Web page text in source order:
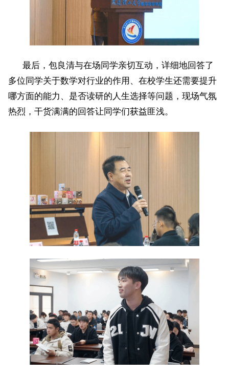
最后，包良清与在场同学亲切互动，详细地回答了
多位同学关于数学对行业的作用、在校学生还需要提升
哪方面的能力、是否读研的人生选择等问题，现场气氛
热烈，干货满满的回答让同学们获益匪浅。